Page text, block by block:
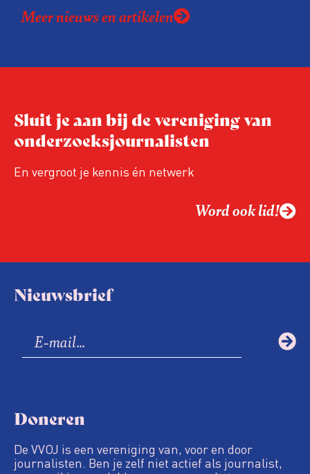
expertise te delen en elkaar te ontmoeten.
was voor het eerst op de conferentie!
Meer nieuws en artikelen
Sluit je aan bij de vereniging van
onderzoeksjournalisten
En vergroot je kennis én netwerk
Word ook lid!
Nieuwsbrief
Doneren
De VVOJ is een vereniging van, voor en door
journalisten. Ben je zelf niet actief als journalist,